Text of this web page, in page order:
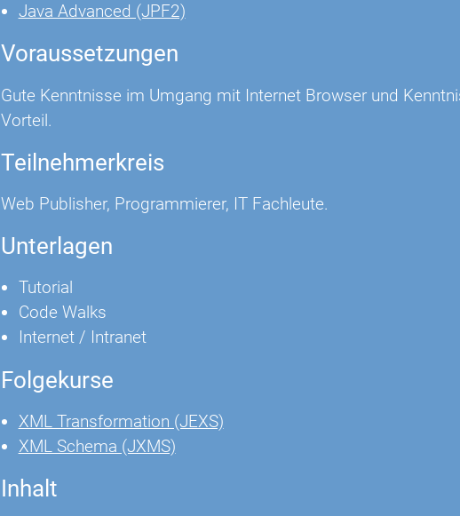
Java Advanced (JPF2)
Voraussetzungen
Gute Kenntnisse im Umgang mit Internet Browser und
Vorteil.
Teilnehmerkreis
Web Publisher, Programmierer, IT Fachleute.
Unterlagen
Tutorial
Code Walks
Internet / Intranet
Folgekurse
XML Transformation (JEXS)
XML Schema (JXMS)
Inhalt